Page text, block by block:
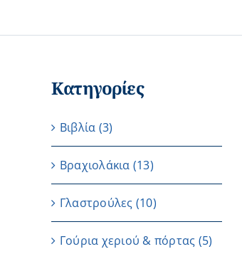
ΠΡΟΣΘΗΚΗ ΣΤΟ
Κατηγορίες
Βιβλία (3)
Βραχιολάκια (13)
Γλαστρούλες (10)
Γούρια χεριού & πόρτας (5)